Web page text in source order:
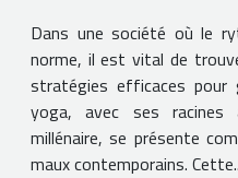
Dans une société où le
norme, il est vital de
stratégies efficaces pour
yoga, avec ses racines
millénaire, se présente
maux contemporains.